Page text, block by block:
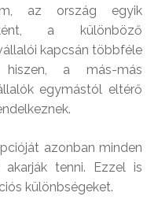
az ország egyik
a különböző
kapcsán többféle
hiszen, a más-más
egymástól eltérő
azonban minden
akarják tenni. Ezzel is
különbségeket.